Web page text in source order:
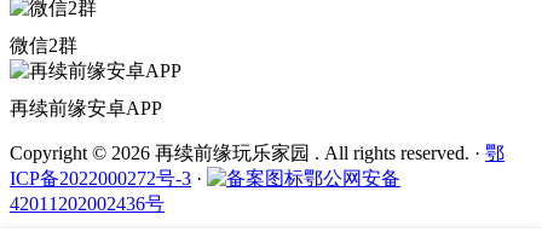
微信2群
再续前缘安卓APP
Copyright © 2026 再续前缘玩乐家园 . All rights reserved. · 鄂
ICP备2022000272号-3 ·
鄂公网安备
42011202002436号